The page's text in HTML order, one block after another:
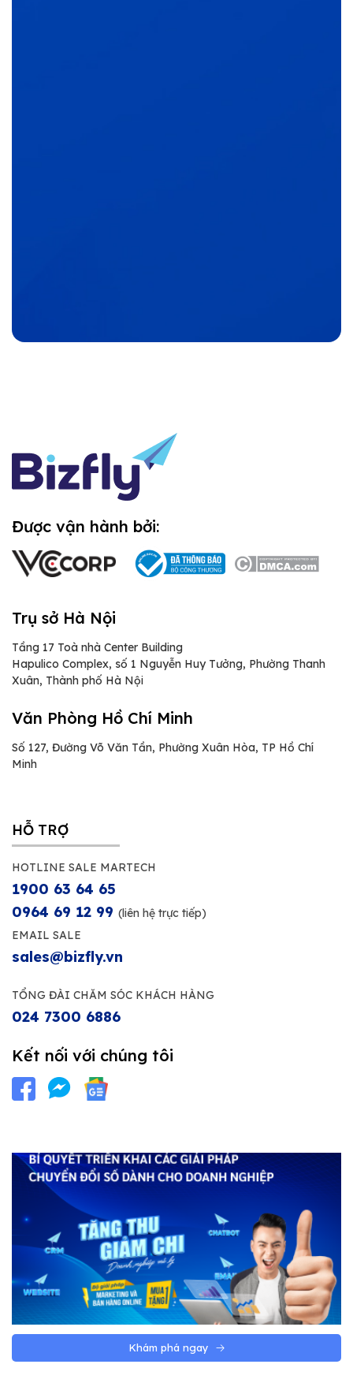
Được vận hành bởi:
Trụ sở Hà Nội
Tầng 17 Toà nhà Center Building
Hapulico Complex, số 1 Nguyễn Huy Tưởng, Phường Thanh
Xuân, Thành phố Hà Nội
Văn Phòng Hồ Chí Minh
Số 127, Đường Võ Văn Tần, Phường Xuân Hòa, TP Hồ Chí
Minh
HỖ TRỢ
HOTLINE SALE MARTECH
1900 63 64 65
0964 69 12 99 (liên hệ trực tiếp)
EMAIL SALE
sales@bizfly.vn
TỔNG ĐÀI CHĂM SÓC KHÁCH HÀNG
024 7300 6886
Kết nối với chúng tôi
Khám phá ngay